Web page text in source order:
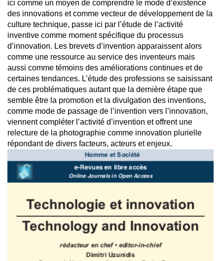
ici comme un moyen de comprendre le mode d’existence
des innovations et comme vecteur de développement de la
culture technique, passe ici par l’étude de l’activité
inventive comme moment spécifique du processus
d’innovation. Les brevets d’invention apparaissent alors
comme une ressource au service des inventeurs mais
aussi comme témoins des améliorations continues et de
certaines tendances. L’étude des professions se saisissant
de ces problématiques autant que la dernière étape que
semble être la promotion et la divulgation des inventions,
comme mode de passage de l’invention vers l’innovation,
viennent compléter l’activité d’invention et offrent une
relecture de la photographie comme innovation plurielle
répondant de divers facteurs, acteurs et enjeux.